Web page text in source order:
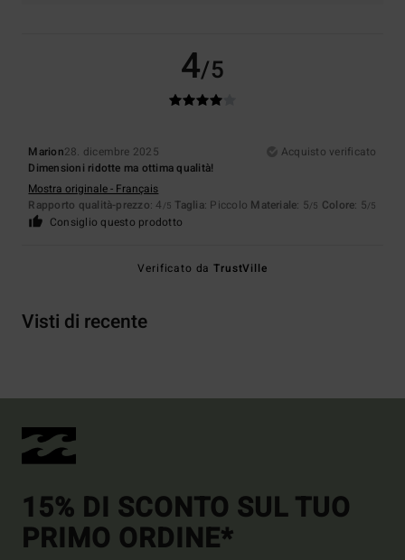
4/5
Marion28. dicembre 2025
Acquisto verificato
Dimensioni ridotte ma ottima qualità!
Mostra originale - Français
Rapporto qualità-prezzo: 4 /5 Taglia: Piccolo Materiale: 5/5 Colore: 5/5
Consiglio questo prodotto
Verificato daTrustVille
Visti di recente
15% DI SCONTO SUL TUO
PRIMO ORDINE*